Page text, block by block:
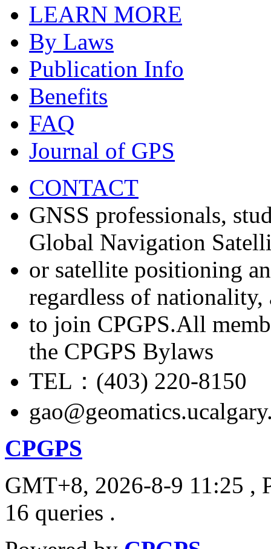
LEARN MORE
By Laws
Publication Info
Benefits
FAQ
Journal of GPS
CONTACT
GNSS professionals,
Global Navigation
or satellite positioning
regardless of nationality,
to join CPGPS.All
the CPGPS Bylaws
TEL：(403) 220-8150
CPGPS
GMT+8, 2026-8-9 11:25 ,
16 queries .